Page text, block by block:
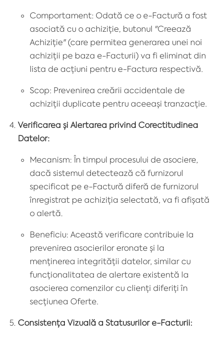
Comportament: Odată ce o e-Factură a fost
asociată cu o achiziție, butonul "Creează
Achiziție" (care permitea generarea unei noi
achiziții pe baza e-Facturii) va fi eliminat din
lista de acțiuni pentru e-Factura respectivă.
Scop: Prevenirea creării accidentale de
achiziții duplicate pentru aceeași tranzacție.
Verificarea și Alertarea privind Corectitudinea
Datelor:
Mecanism: În timpul procesului de asociere,
dacă sistemul detectează că furnizorul
specificat pe e-Factură diferă de furnizorul
înregistrat pe achiziția selectată, va fi afișată
o alertă.
Beneficiu: Această verificare contribuie la
prevenirea asocierilor eronate și la
menținerea integrității datelor, similar cu
funcționalitatea de alertare existentă la
asocierea comenzilor cu clienți diferiți în
secțiunea Oferte.
Consistența Vizuală a Statusurilor e-Facturii: